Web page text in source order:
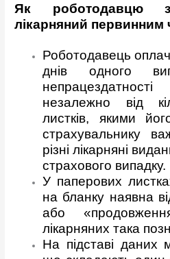
Як роботодавцю
лікарняний
Роботодавець
днів одного
незалежно від
листків, якими
страхувальнику
різні лікарняні
страхового випадку.
У паперових
на бланку наявна
або
лікарняних така
На підставі даних